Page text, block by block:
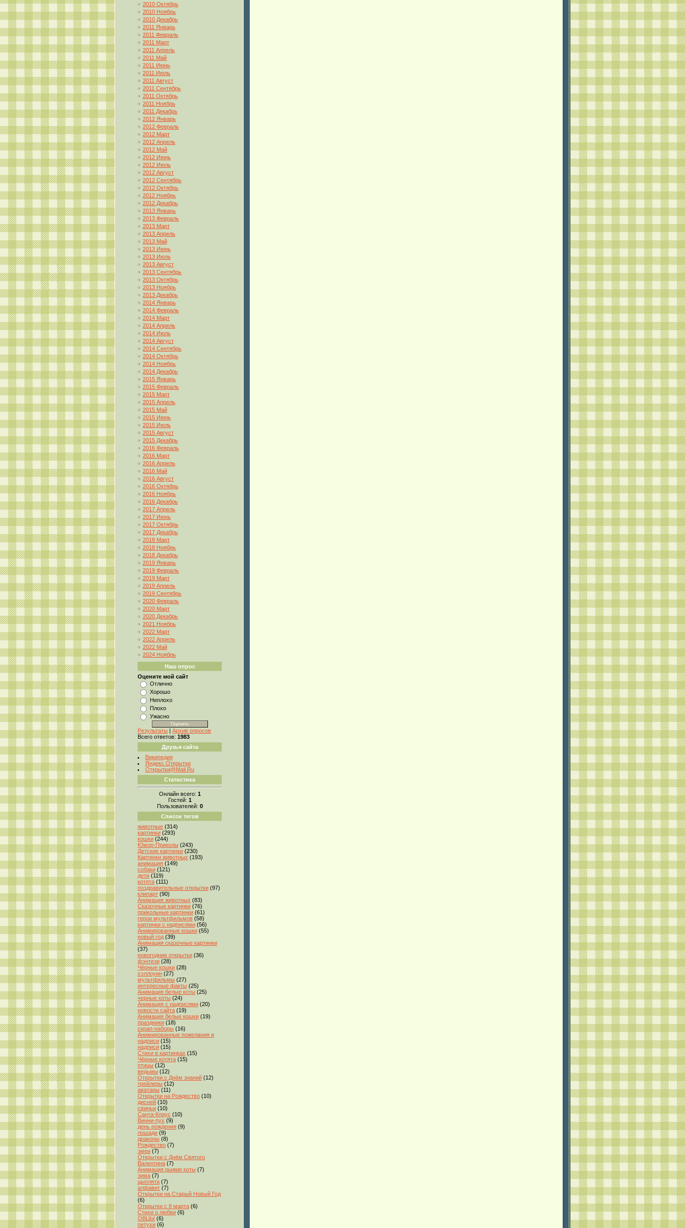
2010 Октябрь
2010 Ноябрь
2010 Декабрь
2011 Январь
2011 Февраль
2011 Март
2011 Апрель
2011 Май
2011 Июнь
2011 Июль
2011 Август
2011 Сентябрь
2011 Октябрь
2011 Ноябрь
2011 Декабрь
2012 Январь
2012 Февраль
2012 Март
2012 Апрель
2012 Май
2012 Июнь
2012 Июль
2012 Август
2012 Сентябрь
2012 Октябрь
2012 Ноябрь
2012 Декабрь
2013 Январь
2013 Февраль
2013 Март
2013 Апрель
2013 Май
2013 Июнь
2013 Июль
2013 Август
2013 Сентябрь
2013 Октябрь
2013 Ноябрь
2013 Декабрь
2014 Январь
2014 Февраль
2014 Март
2014 Апрель
2014 Июль
2014 Август
2014 Сентябрь
2014 Октябрь
2014 Ноябрь
2014 Декабрь
2015 Январь
2015 Февраль
2015 Март
2015 Апрель
2015 Май
2015 Июнь
2015 Июль
2015 Август
2015 Декабрь
2016 Февраль
2016 Март
2016 Апрель
2016 Май
2016 Август
2016 Октябрь
2016 Ноябрь
2016 Декабрь
2017 Апрель
2017 Июнь
2017 Октябрь
2017 Декабрь
2018 Март
2018 Ноябрь
2018 Декабрь
2019 Январь
2019 Февраль
2019 Март
2019 Апрель
2019 Сентябрь
2020 Февраль
2020 Март
2020 Декабрь
2021 Ноябрь
2022 Март
2022 Апрель
2022 Май
2024 Ноябрь
Наш опрос
Оцените мой сайт
Отлично
Хорошо
Неплохо
Плохо
Ужасно
Результаты | Архив опросов
Всего ответов: 1983
Друзья сайта
Википедия
Яндекс.Открытки
Открытки@Mail.Ru
Статистика
Онлайн всего: 1
Гостей: 1
Пользователей: 0
Список тегов
животные (314)
картинки (293)
кошки (244)
Юмор-Приколы (243)
Детские картинки (230)
Картинки животных (193)
анимация (149)
собаки (121)
дети (119)
котята (111)
поздравительные открытки (97)
клипарт (90)
Анимация животных (83)
Сказочные картинки (76)
прикольные картинки (61)
герои мультфильмов (58)
картинки с надписями (56)
Анимированные кошки (55)
новый год (39)
Анимация сказочные картинки
(37)
новогодние открытки (36)
фэнтези (28)
Чёрные кошки (28)
хэллоуин (27)
мультфильмы (27)
интересные факты (25)
Анимация белые коты (25)
черные коты (24)
Анимация с надписями (20)
новости сайта (19)
Анимация белые кошки (19)
праздники (18)
скрап-наборы (16)
Анимированные пожелания и
надписи (15)
надписи (15)
Стихи в картинках (15)
Чёрные котята (15)
птицы (12)
ведьмы (12)
Открытки с Днём знаний (12)
трейлеры (12)
аватары (11)
Открытки на Рождество (10)
дисней (10)
свиньи (10)
Санта-Клаус (10)
Винни-пух (9)
день рождения (9)
лошади (9)
драконы (8)
Рождество (7)
змеи (7)
Открытки с Днём Святого
Валентина (7)
Анимация рыжие коты (7)
зима (7)
цыплята (7)
алфавит (7)
Открытки на Старый Новый Год
(6)
Открытки с 8 марта (6)
Стихи о любви (6)
ОВЦЫ (6)
петухи (6)